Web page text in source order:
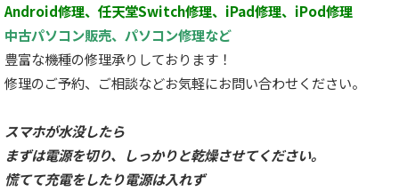
Android修理、任天堂Switch修理、iPad修理、iPod修理
中古パソコン販売、パソコン修理など
豊富な機種の修理承りしております！
修理のご予約、ご相談などお気軽にお問い合わせください。
スマホが水没したら
まずは電源を切り、しっかりと乾燥させてください。
慌てて充電をしたり電源は入れず